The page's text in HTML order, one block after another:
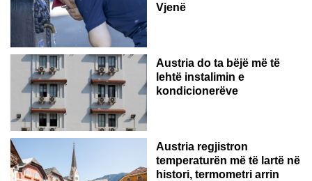
Vjenë
Austria do ta bëjë më të
lehtë instalimin e
kondicionerëve
Austria regjistron
temperaturën më të lartë në
histori, termometri arrin